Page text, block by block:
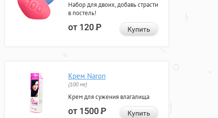
Набор для двоих, добавь страсти
в постель!
от 120Р Купить
Крем Naron
(100 мг)
Крем для сужения влагалища
от 1500Р Купить